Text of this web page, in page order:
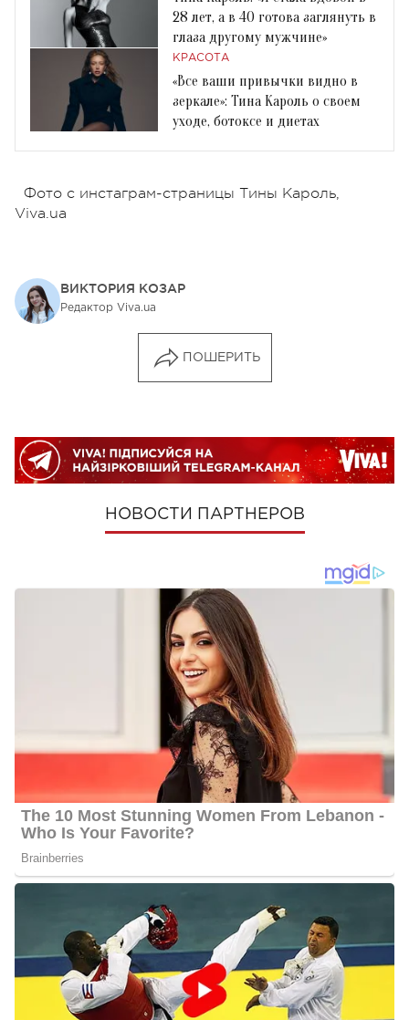
28 лет, а в 40 готова заглянуть в
глаза другому мужчине»
КРАСОТА
«Все ваши привычки видно в
зеркале»: Тина Кароль о своем
уходе, ботоксе и диетах
Фото с инстаграм-страницы Тины Кароль,
Viva.ua
ВИКТОРИЯ КОЗАР
Редактор Viva.ua
ПОШЕРИТЬ
НОВОСТИ ПАРТНЕРОВ